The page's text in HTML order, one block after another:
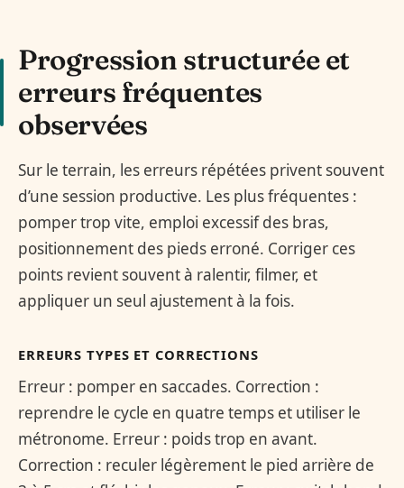
Progression structurée et
erreurs fréquentes
observées
Sur le terrain, les erreurs répétées privent souvent
d’une session productive. Les plus fréquentes :
pomper trop vite, emploi excessif des bras,
positionnement des pieds erroné. Corriger ces
points revient souvent à ralentir, filmer, et
appliquer un seul ajustement à la fois.
ERREURS TYPES ET CORRECTIONS
Erreur : pomper en saccades. Correction :
reprendre le cycle en quatre temps et utiliser le
métronome. Erreur : poids trop en avant.
Correction : reculer légèrement le pied arrière de